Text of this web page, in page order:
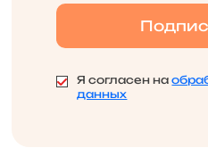
Я согласен на
данных